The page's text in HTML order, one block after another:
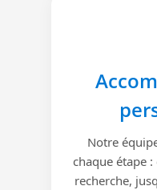
Notre
chaque étape
recherche,